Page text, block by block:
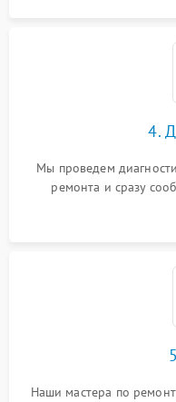
4.
Мы проведем
ремонта и сразу
Наши мастера по